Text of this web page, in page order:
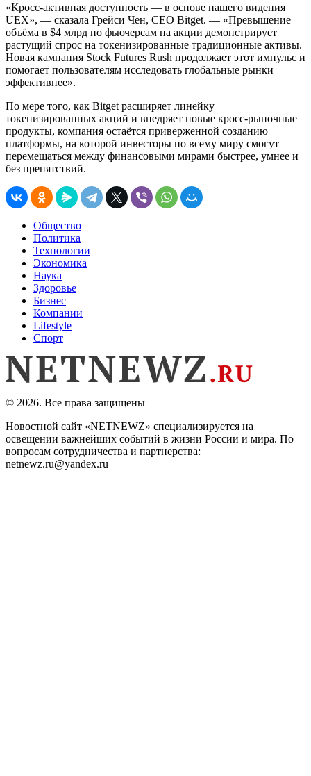
«Кросс-активная доступность — в основе нашего видения
UEX», — сказала Грейси Чен, CEO Bitget. — «Превышение
объёма в $4 млрд по фьючерсам на акции демонстрирует
растущий спрос на токенизированные традиционные активы.
Новая кампания Stock Futures Rush продолжает этот импульс и
помогает пользователям исследовать глобальные рынки
эффективнее».
По мере того, как Bitget расширяет линейку
токенизированных акций и внедряет новые кросс-рыночные
продукты, компания остаётся приверженной созданию
платформы, на которой инвесторы по всему миру смогут
перемещаться между финансовыми мирами быстрее, умнее и
без препятствий.
Общество
Политика
Технологии
Экономика
Наука
Здоровье
Бизнес
Компании
Lifestyle
Спорт
© 2026. Все права защищены
Новостной сайт «NETNEWZ» специализируется на
освещении важнейших событий в жизни России и мира. По
вопросам сотрудничества и партнерства:
netnewz.ru@yandex.ru